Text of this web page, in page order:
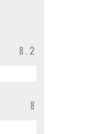
8.2
8